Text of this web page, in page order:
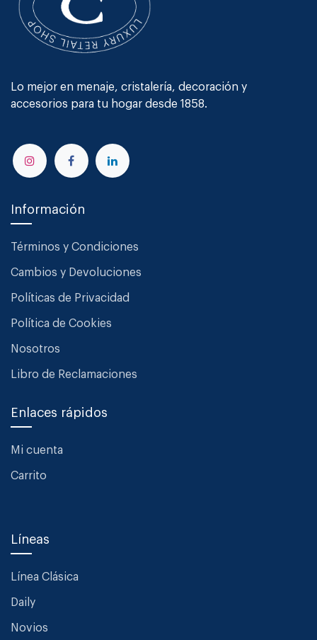
Lo mejor en menaje, cristalería, decoración y
accesorios para tu hogar desde 1858.
Información
Términos y Condiciones
Cambios y Devoluciones
Políticas de Privacidad
Política de Cookies
Nosotros
Libro de Reclamaciones
Enlaces rápidos
Mi cuenta
Carrito
Líneas
Línea Clásica
Daily
Novios